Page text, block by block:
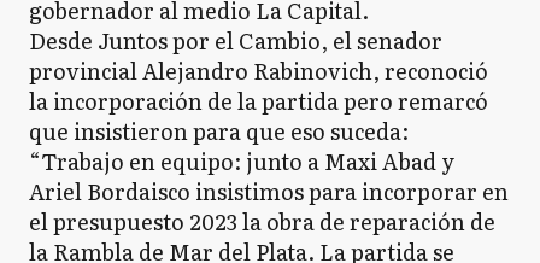
gobernador al medio La Capital.
Desde Juntos por el Cambio, el senador
provincial Alejandro Rabinovich, reconoció
la incorporación de la partida pero remarcó
que insistieron para que eso suceda:
“Trabajo en equipo: junto a Maxi Abad y
Ariel Bordaisco insistimos para incorporar en
el presupuesto 2023 la obra de reparación de
la Rambla de Mar del Plata. La partida se